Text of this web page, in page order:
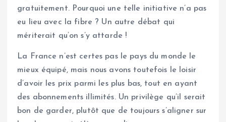
gratuitement. Pourquoi une telle initiative n’a pas
eu lieu avec la fibre ? Un autre débat qui
mériterait qu’on s’y attarde !
La France n’est certes pas le pays du monde le
mieux équipé, mais nous avons toutefois le loisir
d’avoir les prix parmi les plus bas, tout en ayant
des abonnements illimités. Un privilège qu’il serait
bon de garder, plutôt que de toujours s’aligner sur